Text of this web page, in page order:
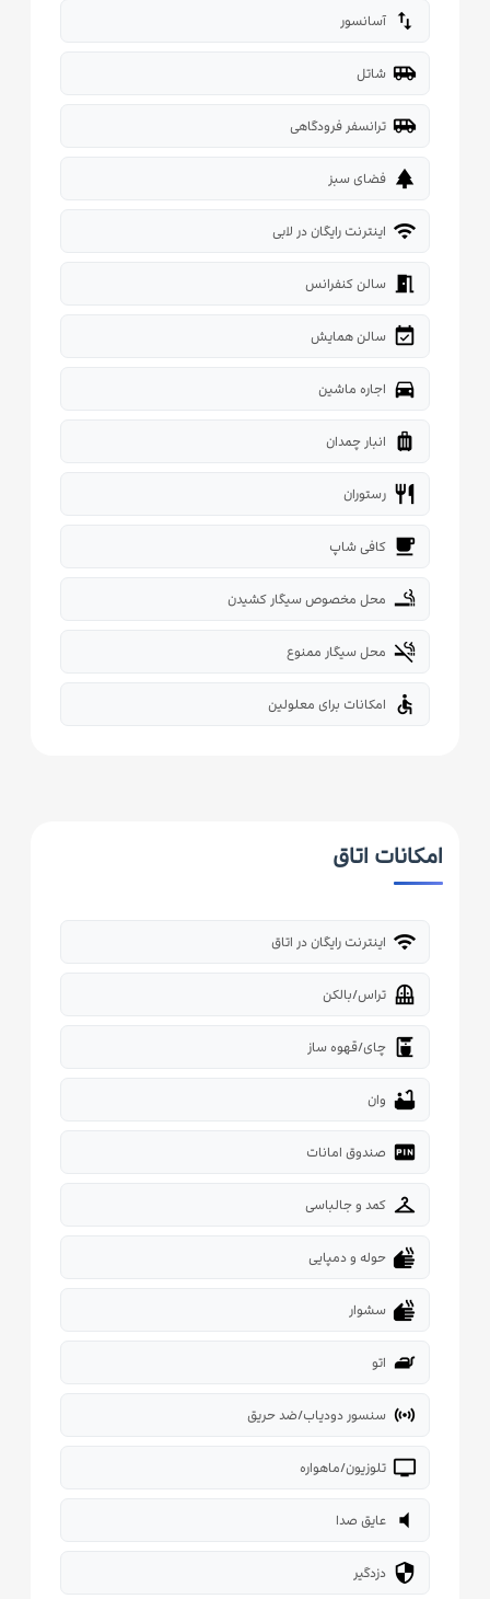
import_export آسانسور
airport_shuttle شاتل
airport_shuttle ترانسفر فرودگاهی
park فضای سبز
wifi اینترنت رایگان در لابی
meeting_room سالن کنفرانس
event_available سالن همایش
directions_car اجاره ماشین
luggage انبار چمدان
restaurant رستوران
local_cafe کافی شاپ
smoking_rooms محل مخصوص سیگار کشیدن
smoke_free محل سیگار ممنوع
accessible امکانات برای معلولین
امکانات اتاق
wifi اینترنت رایگان در اتاق
balcony تراس/بالکن
coffee_maker چای/قهوه ساز
bathtub وان
fiber_pin صندوق امانات
checkroom کمد و جالباسی
dry حوله و دمپایی
dry سشوار
iron اتو
sensors سنسور دودیاب/ضد حریق
tv تلوزیون/ماهواره
volume_mute عایق صدا
security دزدگیر